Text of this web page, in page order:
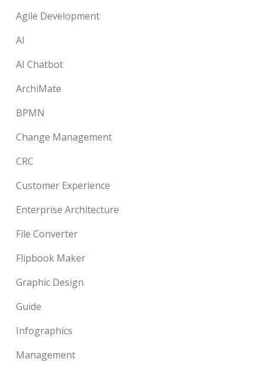
Agile Development
AI
AI Chatbot
ArchiMate
BPMN
Change Management
CRC
Customer Experience
Enterprise Architecture
File Converter
Flipbook Maker
Graphic Design
Guide
Infographics
Management